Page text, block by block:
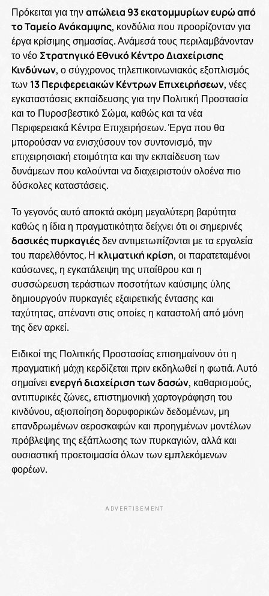
Πρόκειται για τηναπώλεια 93 εκατομμυρίων ευρώ από
το Ταμείο Ανάκαμψης, κονδύλια που προορίζονταν για
έργα κρίσιμης σημασίας. Ανάμεσά τους περιλαμβάνονταν
το νέο Στρατηγικό Εθνικό Κέντρο Διαχείρισης
Κινδύνων, ο σύγχρονος τηλεπικοινωνιακός εξοπλισμός
των 13 Περιφερειακών Κέντρων Επιχειρήσεων, νέες
εγκαταστάσεις εκπαίδευσης για την Πολιτική Προστασία
και το Πυροσβεστικό Σώμα, καθώς και τα νέα
Περιφερειακά Κέντρα Επιχειρήσεων. Έργα που θα
μπορούσαν να ενισχύσουν τον συντονισμό, την
επιχειρησιακή ετοιμότητα και την εκπαίδευση των
δυνάμεων που καλούνται να διαχειριστούν ολοένα πιο
δύσκολες καταστάσεις.
Το γεγονός αυτό αποκτά ακόμη μεγαλύτερη βαρύτητα
καθώς η ίδια η πραγματικότητα δείχνει ότι οι σημερινές
δασικές πυρκαγιέςδεν αντιμετωπίζονται με τα εργαλεία
του παρελθόντος. Η κλιματική κρίση, οι παρατεταμένοι
καύσωνες, η εγκατάλειψη της υπαίθρου και η
συσσώρευση τεράστιων ποσοτήτων καύσιμης ύλης
δημιουργούν πυρκαγιές εξαιρετικής έντασης και
ταχύτητας, απέναντι στις οποίες η καταστολή από μόνη
της δεν αρκεί.
Ειδικοί της Πολιτικής Προστασίας επισημαίνουν ότι η
πραγματική μάχη κερδίζεται πριν εκδηλωθεί η φωτιά. Αυτό
σημαίνει ενεργή διαχείριση των δασών, καθαρισμούς,
αντιπυρικές ζώνες, επιστημονική χαρτογράφηση του
κινδύνου, αξιοποίηση δορυφορικών δεδομένων, μη
επανδρωμένων αεροσκαφών και προηγμένων μοντέλων
πρόβλεψης της εξάπλωσης των πυρκαγιών, αλλά και
ουσιαστική προετοιμασία όλων των εμπλεκόμενων
φορέων.
ADVERTISEMENT